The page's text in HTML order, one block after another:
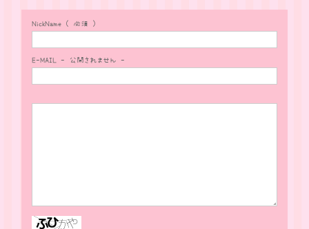
NickName ( 必須 )
E-MAIL - 公開されません -